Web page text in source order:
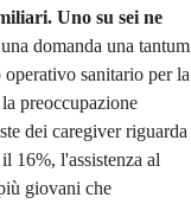
Uno su sei ne
domanda una tantum
sanitario per la
preoccupazione
dei caregiver riguarda
16%, l'assistenza al
giovani che